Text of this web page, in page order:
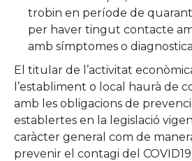
trobin en període de
per haver tingut contacte
amb símptomes o
El titular de l’activitat
l’establiment o local haurà de
amb les obligacions de
establertes en la legislació
caràcter general com de
prevenir el contagi del COVID19: